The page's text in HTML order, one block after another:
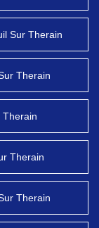
Sur Therain
Therain
Therain
Therain
Therain